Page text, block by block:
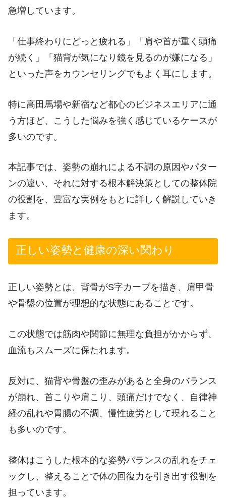
急増しています。
「仕事終わりにどっと疲れる」「肩や首が重く頭痛
が続く」「猫背が気になり鏡を見るのが嫌になる」
といった声をカウンセリングでもよく耳にします。
特に高田馬場や新宿など都心のビジネスエリアに通
う方ほど、こうした悩みを強く感じているケースが
多いのです。
本記事では、姿勢の崩れによる不調の原因やパター
ンの違い、それに対する根本解決策としての整体院
の役割を、豊富な実例をもとに詳しく解説していき
ます。
正しい姿勢と健康の深い関わり
正しい姿勢とは、背骨がS字カーブを描き、肩甲骨
や骨盤の位置が理想的な状態にあることです。
この状態では筋肉や関節に無理な負担がかからず、
血流もスムーズに保たれます。
反対に、猫背や骨盤の歪みがあると全身のバランス
が崩れ、首こりや肩こり、頭痛だけでなく、自律神
経の乱れや胃腸の不調、慢性疲労として現れること
も多いのです。
整体はこうした根本的な姿勢バランスの乱れをチェ
ックし、整えることで体の回復力を引き出す役割を
担っています。